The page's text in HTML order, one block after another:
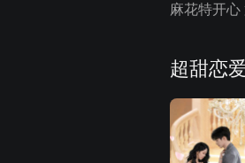
麻花特开心
超甜恋